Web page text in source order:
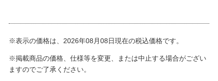
※表示の価格は、2026年08月08日現在の税込価格です。
※掲載商品の価格、仕様等を変更、または中止する場合がござい
ますのでご了承ください。